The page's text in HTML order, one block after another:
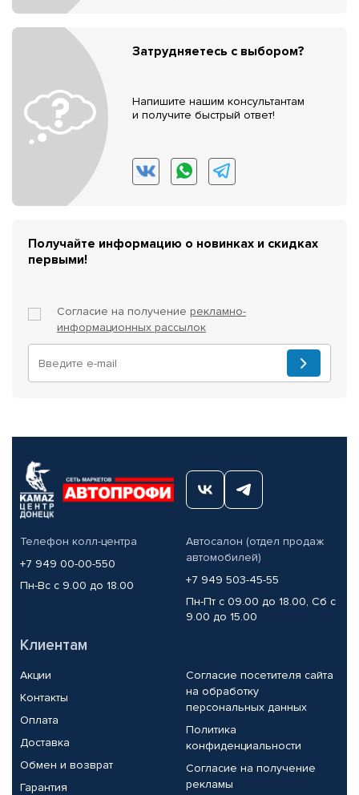
Затрудняетесь с выбором?
Напишите нашим консультантам
и получите быстрый ответ!
Получайте информацию о новинках и скидках
первыми!
Согласие на получение рекламно-
информационных рассылок
Телефон колл-центра
+7 949 00-00-550
Пн-Вс с 9.00 до 18.00
Автосалон (отдел продаж
автомобилей)
+7 949 503-45-55
Пн-Пт с 09.00 до 18.00, Сб с
9.00 до 15.00
Клиентам
Акции
Контакты
Оплата
Доставка
Обмен и возврат
Гарантия
Согласие посетителя сайта
на обработку
персональных данных
Политика
конфиденциальности
Согласие на получение
рекламы